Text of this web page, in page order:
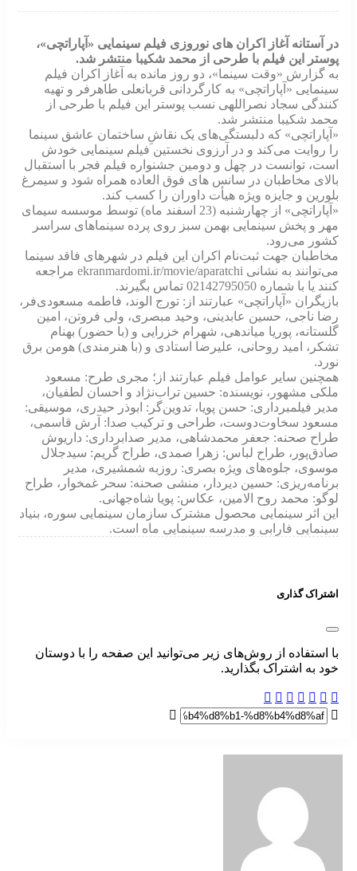
در آستانه آغاز اکران های نوروزی فیلم سینمایی «آپاراتچی»،
پوستر این فیلم با طرحی از محمد شکیبا منتشر شد.
به گزارش «وقت سینما»، دو روز مانده به آغاز اکران فیلم
سینمایی «آپاراتچی» به کارگردانی قربانعلی طاهرفر و تهیه
کنندگی سجاد نصراللهی نسب پوستر این فیلم با طرحی از
محمد شکیبا منتشر شد.
«آپاراتچی» که دلبستگی‌های یک نقاشِ ساختمان عاشق سینما
را روایت می‌کند و در آرزوی نخستین فیلم سینمایی خودش
است، توانست در چهل و دومین جشنواره فیلم فجر با استقبال
بالای مخاطبان در سانس های فوق العاده همراه شود و سیمرغ
بلورین و جایزه ویژه هیأت داوران را کسب کند.
«آپاراتچی» از چهارشنبه (23 اسفند ماه) توسط موسسه سیمای
مهر و پخش سینمایی بهمن سبز روی پرده سینماهای سراسر
کشور می‌رود.
مخاطبان جهت ثبت‌نام اکران این فیلم در شهرهای فاقد سینما
می‌توانند به نشانی ekranmardomi.ir/movie/aparatchi مراجعه
کنند یا با شماره 02142795050 تماس بگیرند.
بازیگران «آپاراتچی» عبارتند از:‌ تورج الوند، فاطمه مسعودی‌فر،
رضا ناجی، حسین عابدینی، وحید مبصری، ولی فروتن، امین
گلستانه، پوریا میاندهی، شهرام خزرایی و (با حضور) بهنام
تشکر، امید روحانی، علیرضا استادی و (با هنرمندی) هومن برق
نورد.
همچنین سایر عوامل فیلم عبارتند از؛ مجری طرح: مسعود
ملکی مشهور، نویسنده: حسین تراب‌نژاد و احسان لطفیان،
مدیر فیلمبرداری: حسن پویا، تدوین‌گر: ابوذر حیدری، موسیقی:
مسعود سخاوت‌دوست، طراحی و ترکیب صدا: آرش قاسمی،
طراح صحنه: جعفر محمدشاهی، مدیر صدابرداری: داریوش
صادق‌پور، طراح لباس: زهرا صمدی، طراح گریم: سیدجلال
موسوی، جلوه‌های ویژه بصری: روزبه شمشیری، مدیر
برنامه‌ریزی: حسین دیردار، منشی صحنه: سحر غمخوار، طراح
لوگو: محمد روح الامین، عکاس: پویا شاه‌جهانی.
این اثر سینمایی محصول مشترک سازمان سینمایی سوره، بنیاد
سینمایی فارابی و مدرسه سینمایی ماه است.
اشتراک گذاری
با استفاده از روش‌های زیر می‌توانید این صفحه را با دوستان
خود به اشتراک بگذارید.